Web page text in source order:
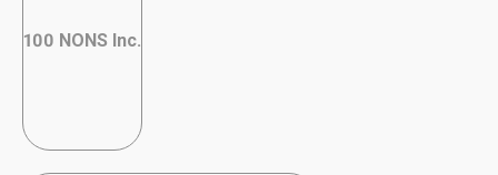
100 NONS Inc.